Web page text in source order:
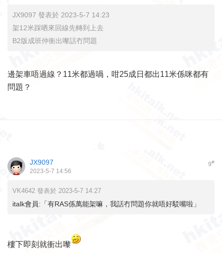
JX9097 發表於 2023-5-7 14:23
架12米踩哂來回線先轉到上去
B2版成班仲衝出嚟話冇問題
邊架車唔過線？11米都過喎，咁25成日都出11米係咪都有
問題？
9#
JX9097
2023-5-7 14:56
VK4642 發表於 2023-5-7 14:27
italk會員:「有RAS係萬能架嘛，我話冇問題你就唔好駁嘴啦」
樓下即刻就衝出嚟